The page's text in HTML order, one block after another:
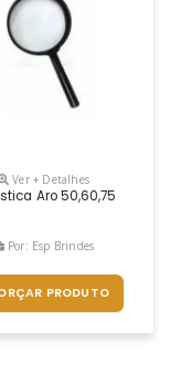
Ver + Detalhes
Aro 50,60,75
Por: Esp Brindes
PRODUTO